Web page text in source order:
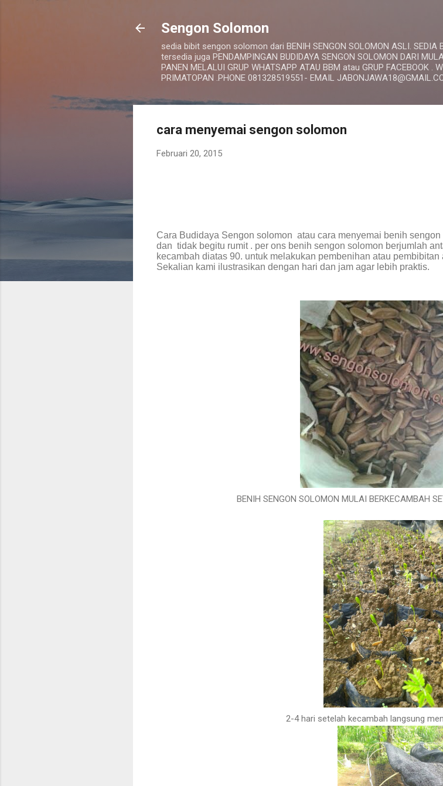
Sengon Solomon
sedia bibit sengon solomon dari BENIH SENGON SOLOMON ASLI. SEDIA
tersedia juga PENDAMPINGAN BUDIDAYA SENGON SOLOMON DARI
PANEN MELALUI GRUP WHATSAPP ATAU BBM atau GRUP FACEBOOK .
PRIMATOPAN .PHONE 081328519551- EMAIL
cara menyemai sengon solomon
Februari 20, 2015
Cara Budidaya Sengon solomon atau cara menyemai benih
dan tidak begitu rumit . per ons benih sengon solomon berjumlah
kecambah diatas 90. untuk melakukan pembenihan atau
Sekalian kami ilustrasikan dengan hari dan jam agar lebih praktis.
BENIH SENGON SOLOMON MULAI BERKECAMBAH
2-4 hari setelah kecambah langsung